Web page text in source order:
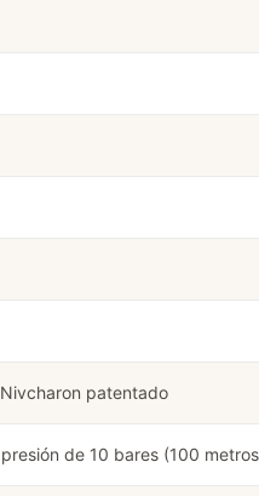
patentado
de 10 bares (100